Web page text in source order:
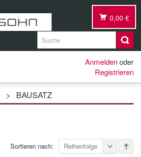
0,00 €
Anmeldenoder
Registrieren
> BAUSATZ
Sortieren nach: Reihenfolge